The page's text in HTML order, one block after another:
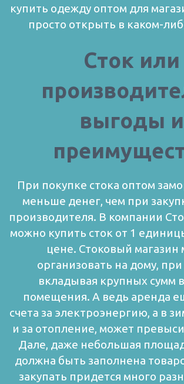
купить одежду оптом для
просто открыть в каком-
Сток или
выгоды и
При покупке стока оптом
меньше денег, чем при
производителя. В компании
можно купить сток от 1
цене. Стоковый магазин
организовать на дому,
вкладывая крупных сумм
помещения. А ведь аренда
счета за электроэнергию, а в
и за отопление, может
Дале, даже небольшая
должна быть заполнена
закупать придется много